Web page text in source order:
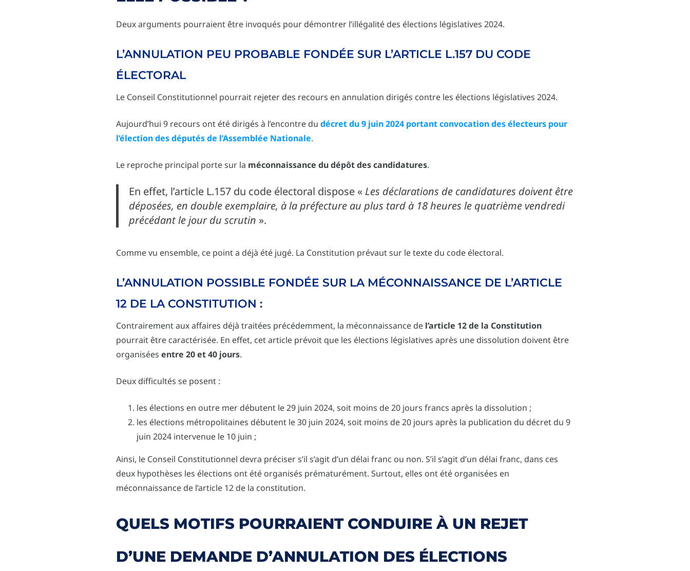
Deux arguments pourraient être invoqués pour démontrer l’illégalité des élections législatives 2024.
L’ANNULATION PEU PROBABLE FONDÉE SUR L’ARTICLE L.157 DU CODE
ÉLECTORAL
Le Conseil Constitutionnel pourrait rejeter des recours en annulation dirigés contre les élections législatives 2024.
Aujourd’hui 9 recours ont été dirigés à l’encontre du décret du 9 juin 2024 portant convocation des électeurs pour
l’élection des députés de l’Assemblée Nationale.
Le reproche principal porte sur la méconnaissance du dépôt des candidatures.
En effet, l’article L.157 du code électoral dispose « Les déclarations de candidatures doivent être
déposées, en double exemplaire, à la préfecture au plus tard à 18 heures le quatrième vendredi
précédant le jour du scrutin ».
Comme vu ensemble, ce point a déjà été jugé. La Constitution prévaut sur le texte du code électoral.
L’ANNULATION POSSIBLE FONDÉE SUR LA MÉCONNAISSANCE DE L’ARTICLE
12 DE LA CONSTITUTION :
Contrairement aux affaires déjà traitées précédemment, la méconnaissance de l’article 12 de la Constitution
pourrait être caractérisée. En effet, cet article prévoit que les élections législatives après une dissolution doivent être
organisées entre 20 et 40 jours.
Deux difficultés se posent :
les élections en outre mer débutent le 29 juin 2024, soit moins de 20 jours francs après la dissolution ;
les élections métropolitaines débutent le 30 juin 2024, soit moins de 20 jours après la publication du décret du 9
juin 2024 intervenue le 10 juin ;
Ainsi, le Conseil Constitutionnel devra préciser s’il s’agit d’un délai franc ou non. S’il s’agit d’un délai franc, dans ces
deux hypothèses les élections ont été organisés prématurément. Surtout, elles ont été organisées en
méconnaissance de l’article 12 de la constitution.
QUELS MOTIFS POURRAIENT CONDUIRE À UN REJET
D’UNE DEMANDE D’ANNULATION DES ÉLECTIONS